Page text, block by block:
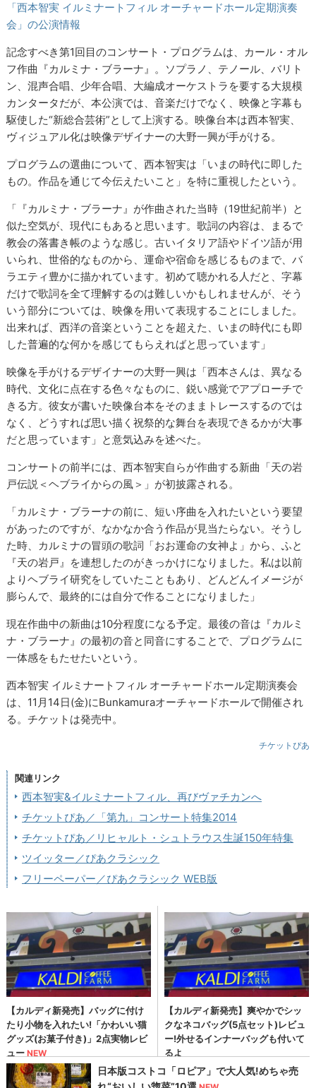
「西本智実 イルミナートフィル オーチャードホール定期演奏
会」の公演情報
記念すべき第1回目のコンサート・プログラムは、カール・オル
フ作曲『カルミナ・ブラーナ』。ソプラノ、テノール、バリト
ン、混声合唱、少年合唱、大編成オーケストラを要する大規模
カンタータだが、本公演では、音楽だけでなく、映像と字幕も
駆使した“新総合芸術”として上演する。映像台本は西本智実、
ヴィジュアル化は映像デザイナーの大野一興が手がける。
プログラムの選曲について、西本智実は「いまの時代に即した
もの。作品を通じて今伝えたいこと」を特に重視したという。
「『カルミナ・ブラーナ』が作曲された当時（19世紀前半）と
似た空気が、現代にもあると思います。歌詞の内容は、まるで
教会の落書き帳のような感じ。古いイタリア語やドイツ語が用
いられ、世俗的なものから、運命や宿命を感じるものまで、バ
ラエティ豊かに描かれています。初めて聴かれる人だと、字幕
だけで歌詞を全て理解するのは難しいかもしれませんが、そう
いう部分については、映像を用いて表現することにしました。
出来れば、西洋の音楽ということを超えた、いまの時代にも即
した普遍的な何かを感じてもらえればと思っています」
映像を手がけるデザイナーの大野一興は「西本さんは、異なる
時代、文化に点在する色々なものに、鋭い感覚でアプローチで
きる方。彼女が書いた映像台本をそのままトレースするのでは
なく、どうすれば思い描く祝祭的な舞台を表現できるかが大事
だと思っています」と意気込みを述べた。
コンサートの前半には、西本智実自らが作曲する新曲「天の岩
戸伝説＜ヘブライからの風＞」が初披露される。
「カルミナ・ブラーナの前に、短い序曲を入れたいという要望
があったのですが、なかなか合う作品が見当たらない。そうし
た時、カルミナの冒頭の歌詞「おお運命の女神よ」から、ふと
『天の岩戸』を連想したのがきっかけになりました。私は以前
よりヘブライ研究をしていたこともあり、どんどんイメージが
膨らんで、最終的には自分で作ることになりました」
現在作曲中の新曲は10分程度になる予定。最後の音は『カルミ
ナ・ブラーナ』の最初の音と同音にすることで、プログラムに
一体感をもたせたいという。
西本智実 イルミナートフィル オーチャードホール定期演奏会
は、11月14日(金)にBunkamuraオーチャードホールで開催され
る。チケットは発売中。
チケットぴあ
関連リンク
西本智実&イルミナートフィル、再びヴァチカンへ
チケットぴあ／「第九」コンサート特集2014
チケットぴあ／リヒャルト・シュトラウス生誕150年特集
ツイッター／ぴあクラシック
フリーペーパー／ぴあクラシック WEB版